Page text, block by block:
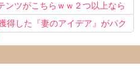
ンツがこちらｗｗ２つ以上なら
得した『妻のアイデア』がパク